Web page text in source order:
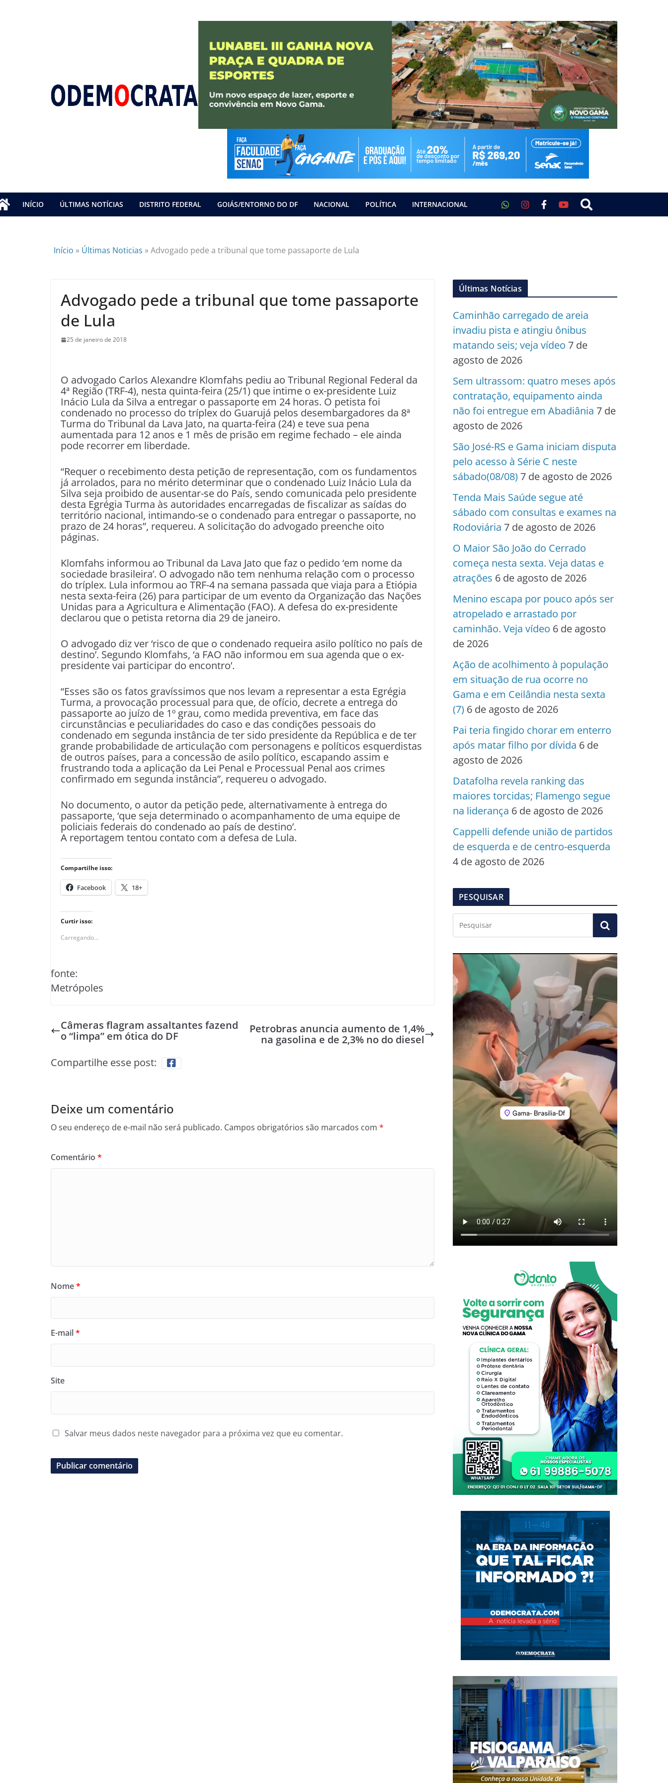
INÍCIO ÚLTIMAS NOTÍCIAS DISTRITO FEDERAL GOIÁS/ENTORNO DO DF NACIONAL POLÍTICA INTERNACIONAL
Início » Últimas Noticias »Advogado pede a tribunal que tome passaporte de Lula
Advogado pede a tribunal que tome passaporte
de Lula
25 de janeiro de 2018
O advogado Carlos Alexandre Klomfahs pediu ao Tribunal Regional Federal da
4ª Região (TRF-4), nesta quinta-feira (25/1) que intime o ex-presidente Luiz
Inácio Lula da Silva a entregar o passaporte em 24 horas. O petista foi
condenado no processo do tríplex do Guarujá pelos desembargadores da 8ª
Turma do Tribunal da Lava Jato, na quarta-feira (24) e teve sua pena
aumentada para 12 anos e 1 mês de prisão em regime fechado – ele ainda
pode recorrer em liberdade.
“Requer o recebimento desta petição de representação, com os fundamentos
já arrolados, para no mérito determinar que o condenado Luiz Inácio Lula da
Silva seja proibido de ausentar-se do País, sendo comunicada pelo presidente
desta Egrégia Turma às autoridades encarregadas de fiscalizar as saídas do
território nacional, intimando-se o condenado para entregar o passaporte, no
prazo de 24 horas”, requereu. A solicitação do advogado preenche oito
páginas.
Klomfahs informou ao Tribunal da Lava Jato que faz o pedido ‘em nome da
sociedade brasileira’. O advogado não tem nenhuma relação com o processo
do tríplex. Lula informou ao TRF-4 na semana passada que viaja para a Etiópia
nesta sexta-feira (26) para participar de um evento da Organização das Nações
Unidas para a Agricultura e Alimentação (FAO). A defesa do ex-presidente
declarou que o petista retorna dia 29 de janeiro.
O advogado diz ver ‘risco de que o condenado requeira asilo político no país de
destino’. Segundo Klomfahs, ‘a FAO não informou em sua agenda que o ex-
presidente vai participar do encontro’.
“Esses são os fatos gravíssimos que nos levam a representar a esta Egrégia
Turma, a provocação processual para que, de ofício, decrete a entrega do
passaporte ao juízo de 1º grau, como medida preventiva, em face das
circunstâncias e peculiaridades do caso e das condições pessoais do
condenado em segunda instância de ter sido presidente da República e de ter
grande probabilidade de articulação com personagens e políticos esquerdistas
de outros países, para a concessão de asilo político, escapando assim e
frustrando toda a aplicação da Lei Penal e Processual Penal aos crimes
confirmado em segunda instância”, requereu o advogado.
No documento, o autor da petição pede, alternativamente à entrega do
passaporte, ‘que seja determinado o acompanhamento de uma equipe de
policiais federais do condenado ao país de destino’.
A reportagem tentou contato com a defesa de Lula.
Compartilhe isso:
Facebook 18+
Curtir isso:
Carregando...
fonte:
Metrópoles
Câmeras flagram assaltantes fazend
o “limpa” em ótica do DF
Petrobras anuncia aumento de 1,4%
na gasolina e de 2,3% no do diesel
Compartilhe esse post:
Deixe um comentário
O seu endereço de e-mail não será publicado. Campos obrigatórios são marcados com *
Comentário *
Nome*
E-mail*
Site
Salvar meus dados neste navegador para a próxima vez que eu comentar.
Últimas Notícias
Caminhão carregado de areia
invadiu pista e atingiu ônibus
matando seis; veja vídeo 7 de
agosto de 2026
Sem ultrassom: quatro meses após
contratação, equipamento ainda
não foi entregue em Abadiânia 7 de
agosto de 2026
São José-RS e Gama iniciam disputa
pelo acesso à Série C neste
sábado(08/08) 7 de agosto de 2026
Tenda Mais Saúde segue até
sábado com consultas e exames na
Rodoviária 7 de agosto de 2026
O Maior São João do Cerrado
começa nesta sexta. Veja datas e
atrações 6 de agosto de 2026
Menino escapa por pouco após ser
atropelado e arrastado por
caminhão. Veja vídeo 6 de agosto
de 2026
Ação de acolhimento à população
em situação de rua ocorre no
Gama e em Ceilândia nesta sexta
(7) 6 de agosto de 2026
Pai teria fingido chorar em enterro
após matar filho por dívida 6 de
agosto de 2026
Datafolha revela ranking das
maiores torcidas; Flamengo segue
na liderança 6 de agosto de 2026
Cappelli defende união de partidos
de esquerda e de centro-esquerda
4 de agosto de 2026
PESQUISAR